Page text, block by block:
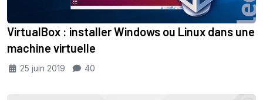
VirtualBox : installer Windows ou Linux dans une
machine virtuelle
25 juin 2019 40